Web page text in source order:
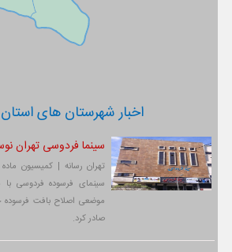
اخبار شهرستان های
سینما فردوسی تهران
سینمای فرسوده فردوسی
صادر کرد.